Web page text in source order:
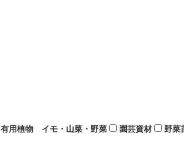
有用植物 イモ・山菜・野菜 園芸資材 野菜